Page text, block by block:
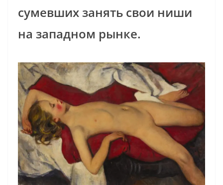
сумевших занять свои ниши
на западном рынке.